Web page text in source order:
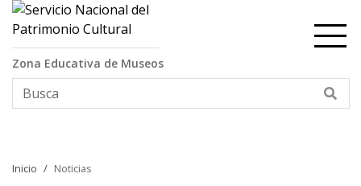
Contenido principal
Zona Educativa de Museos
Inicio Noticias